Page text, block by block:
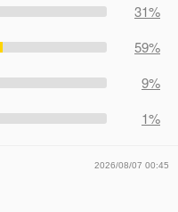
31%
59%
9%
1%
2026/08/07 00:45